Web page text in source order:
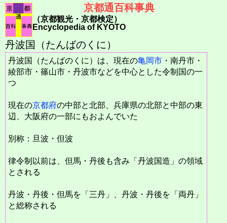
京都通百科事典
（京都観光・京都検定）
Encyclopedia of KYOTO
丹波国（たんばのくに）
丹波国（たんばのくに）は、現在の亀岡市 ・南丹市・
綾部市・篠山市・丹波市などを中心とした令制国の一
つ
現在の京都府の中部と北部、兵庫県の北部と中部の東
辺、大阪府の一部にもおよんでいた
別称：旦波・但波
律令制以前は、但馬・丹後も含み「丹波国造」の領域
とされる
丹波・丹後・但馬を「三丹」、丹波・丹後を「両丹」
と総称される